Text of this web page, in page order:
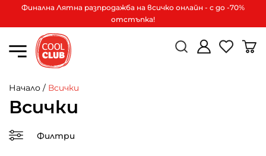
Финална Лятна разпродажба на всичко онлайн - с до -70%
отстъпка!
Начало / Всички
Всички
Филтри